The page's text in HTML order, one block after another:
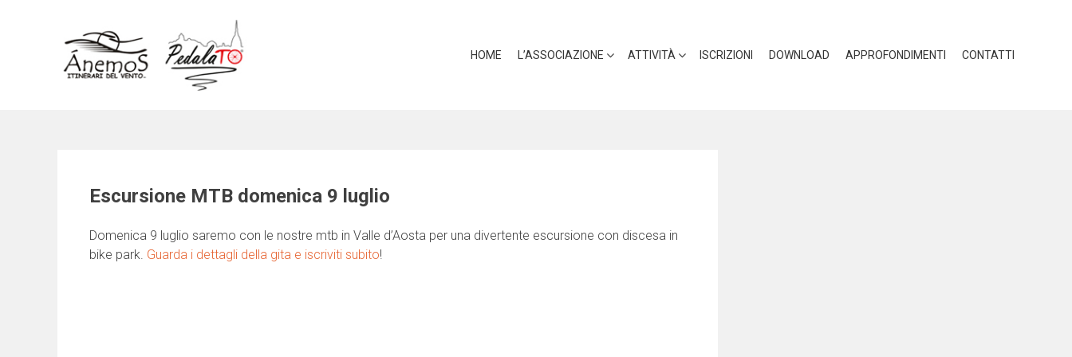
HOME L’ASSOCIAZIONE ATTIVITÀ ISCRIZIONI DOWNLOAD APPROFONDIMENTI CONTATTI
Escursione MTB domenica 9 luglio
Domenica 9 luglio saremo con le nostre mtb in Valle d’Aosta per una divertente escursione con discesa in
bike park. Guarda i dettagli della gita e iscriviti subito!